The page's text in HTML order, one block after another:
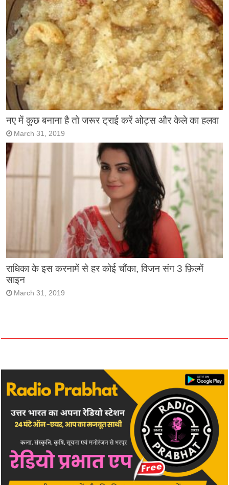
नए में कुछ बनाना है तो जरूर ट्राई करें ओट्स और केले का हलवा
March 31, 2019
राधिका के इस करनामें से हर कोई चौंका, विजन संग 3 फ़िल्में
साइन
March 31, 2019